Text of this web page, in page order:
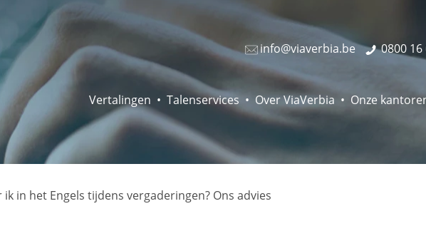
info@viaverbia.be 0800 16
Vertalingen Talenservices Over ViaVerbia Onze
in het Engels tijdens vergaderingen? Ons advies